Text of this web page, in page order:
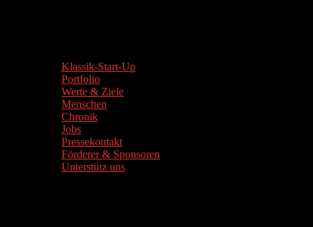
Klassik-Start-Up
Portfolio
Werte & Ziele
Menschen
Chronik
Jobs
Pressekontakt
Förderer & Sponsoren
Unterstütz uns